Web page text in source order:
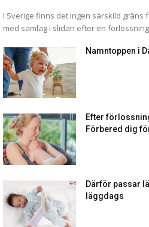
I Sverige finns det ingen särskild gräns
med samlag i slidan efter en
Namntoppen i
Efter
Förbered dig
Därför passar
läggdags